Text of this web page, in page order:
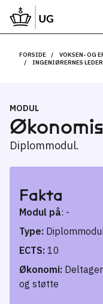
FORSIDE VOKSEN- OG
INGENIØRERNES
MODUL
Diplommodul.
Fakta
Modul på: -
Type:
ECTS: 10
Økonomi:
og støtte